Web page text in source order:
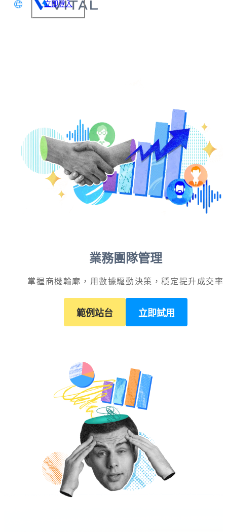
立即登入
業務團隊管理
掌握商機輪廓，用數據驅動決策，穩定提升成交率
範例站台 立即試用